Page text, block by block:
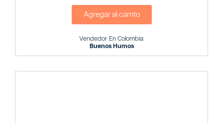
Agregar al carrito
Vendedor En Colombia:
Buenos Humos